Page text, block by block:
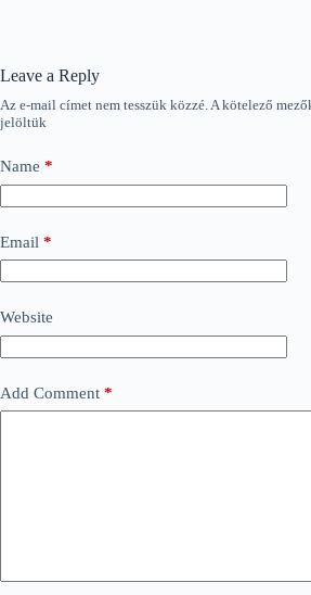
Leave a Reply
Az e-mail címet nem tesszük közzé.A kötelező
jelöltük
Name *
Email *
Website
Add Comment *